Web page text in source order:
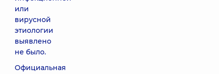
или
вирусной
этиологии
выявлено
не было.
Официальная